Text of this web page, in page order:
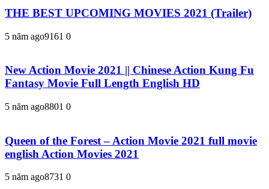
THE BEST UPCOMING MOVIES 2021 (Trailer)
5 năm ago9161 0
New Action Movie 2021 || Chinese Action Kung Fu
Fantasy Movie Full Length English HD
5 năm ago8801 0
Queen of the Forest – Action Movie 2021 full movie
english Action Movies 2021
5 năm ago8731 0